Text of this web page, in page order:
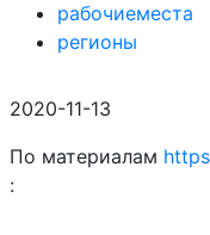
рабочиеместа
регионы
2020-11-13
По материалам
: